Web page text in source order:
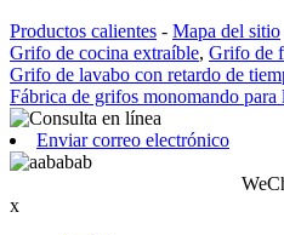
Productos calientes - Mapa del sitio
Grifo de cocina extraíble, Grifo de
Grifo de lavabo con retardo de
Fábrica de grifos monomando
Enviar correo electrónico
x